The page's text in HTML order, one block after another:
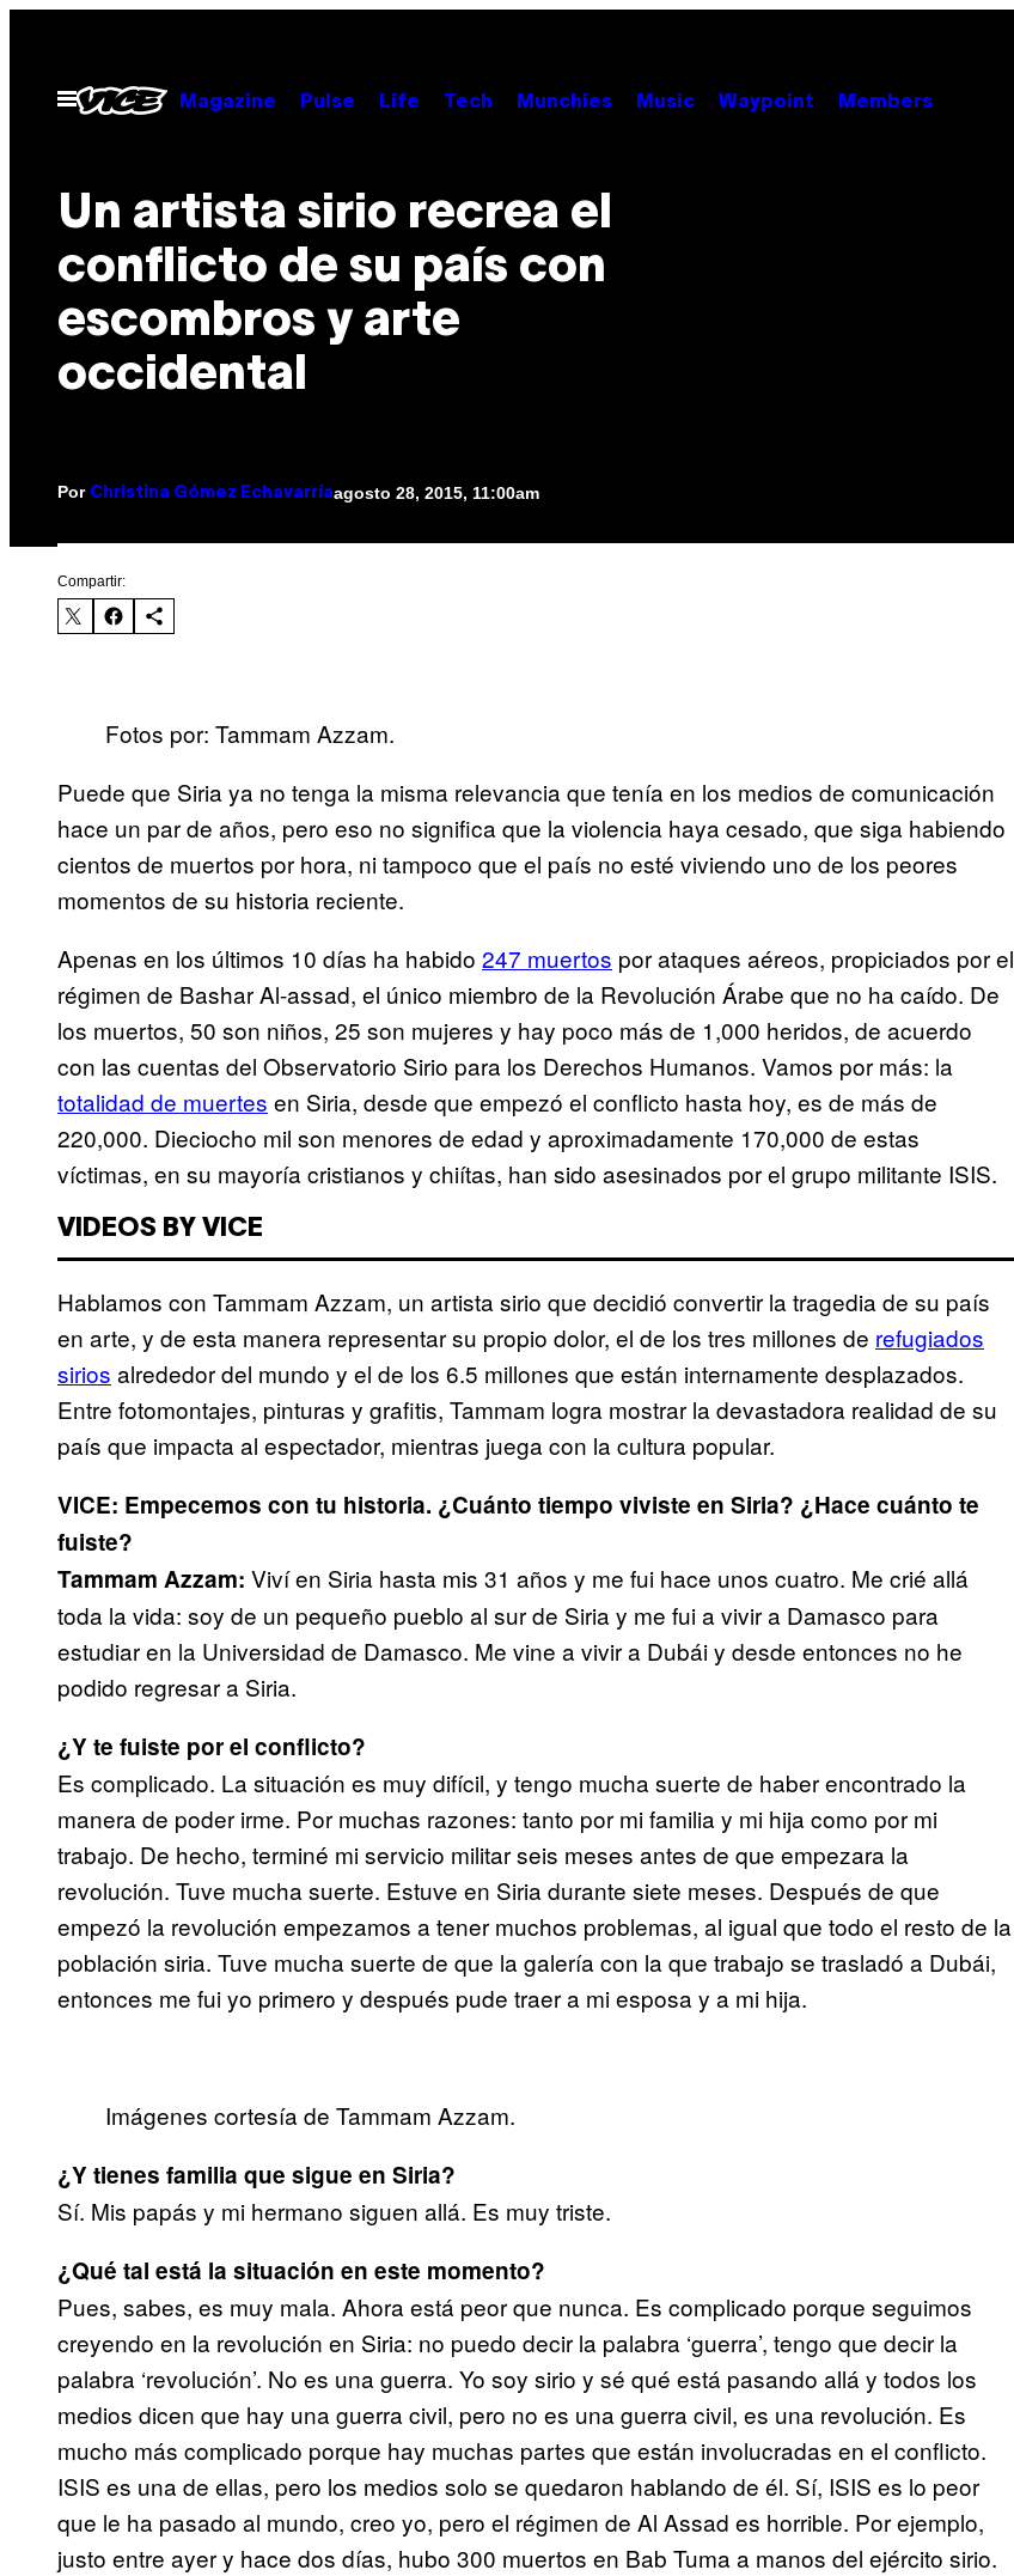
contenido
Abrir
Menú
Magazine Pulse Life Tech Munchies Music Waypoint Members
Un artista sirio recrea el
conflicto de su país con
escombros y arte
occidental
Por Christina Gómez Echavarríaagosto 28, 2015, 11:00am
Compartir:
Fotos por: Tammam Azzam.
Puede que Siria ya no tenga la misma relevancia que tenía en los medios de comunicación
hace un par de años, pero eso no significa que la violencia haya cesado, que siga habiendo
cientos de muertos por hora, ni tampoco que el país no esté viviendo uno de los peores
momentos de su historia reciente.
Apenas en los últimos 10 días ha habido 247 muertos por ataques aéreos, propiciados por el
régimen de Bashar Al-assad, el único miembro de la Revolución Árabe que no ha caído. De
los muertos, 50 son niños, 25 son mujeres y hay poco más de 1,000 heridos, de acuerdo
con las cuentas del Observatorio Sirio para los Derechos Humanos. Vamos por más: la
totalidad de muertes en Siria, desde que empezó el conflicto hasta hoy, es de más de
220,000. Dieciocho mil son menores de edad y aproximadamente 170,000 de estas
víctimas, en su mayoría cristianos y chiítas, han sido asesinados por el grupo militante ISIS.
VIDEOS BY VICE
Hablamos con Tammam Azzam, un artista sirio que decidió convertir la tragedia de su país
en arte, y de esta manera representar su propio dolor, el de los tres millones de refugiados
sirios alrededor del mundo y el de los 6.5 millones que están internamente desplazados.
Entre fotomontajes, pinturas y grafitis, Tammam logra mostrar la devastadora realidad de su
país que impacta al espectador, mientras juega con la cultura popular.
VICE: Empecemos con tu historia. ¿Cuánto tiempo viviste en Siria? ¿Hace cuánto te
fuiste?
Tammam Azzam: Viví en Siria hasta mis 31 años y me fui hace unos cuatro. Me crié allá
toda la vida: soy de un pequeño pueblo al sur de Siria y me fui a vivir a Damasco para
estudiar en la Universidad de Damasco. Me vine a vivir a Dubái y desde entonces no he
podido regresar a Siria.
¿Y te fuiste por el conflicto?
Es complicado. La situación es muy difícil, y tengo mucha suerte de haber encontrado la
manera de poder irme. Por muchas razones: tanto por mi familia y mi hija como por mi
trabajo. De hecho, terminé mi servicio militar seis meses antes de que empezara la
revolución. Tuve mucha suerte. Estuve en Siria durante siete meses. Después de que
empezó la revolución empezamos a tener muchos problemas, al igual que todo el resto de la
población siria. Tuve mucha suerte de que la galería con la que trabajo se trasladó a Dubái,
entonces me fui yo primero y después pude traer a mi esposa y a mi hija.
Imágenes cortesía de Tammam Azzam.
¿Y tienes familia que sigue en Siria?
Sí. Mis papás y mi hermano siguen allá. Es muy triste.
¿Qué tal está la situación en este momento?
Pues, sabes, es muy mala. Ahora está peor que nunca. Es complicado porque seguimos
creyendo en la revolución en Siria: no puedo decir la palabra ‘guerra’, tengo que decir la
palabra ‘revolución’. No es una guerra. Yo soy sirio y sé qué está pasando allá y todos los
medios dicen que hay una guerra civil, pero no es una guerra civil, es una revolución. Es
mucho más complicado porque hay muchas partes que están involucradas en el conflicto.
ISIS es una de ellas, pero los medios solo se quedaron hablando de él. Sí, ISIS es lo peor
que le ha pasado al mundo, creo yo, pero el régimen de Al Assad es horrible. Por ejemplo,
justo entre ayer y hace dos días, hubo 300 muertos en Bab Tuma a manos del ejército sirio.